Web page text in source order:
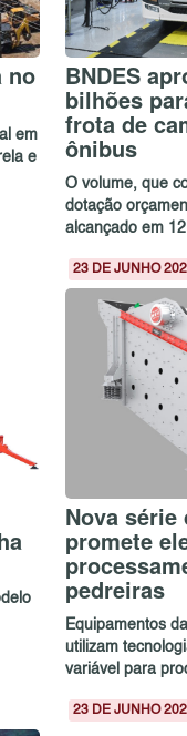
no
em
e
BNDES
bilhões
frota de
ônibus
O volume, que
dotação
alcançado em
23 DE JUNHO
Nova série
promete
pedreiras
Equipamentos
utilizam
variável para
23 DE JUNHO